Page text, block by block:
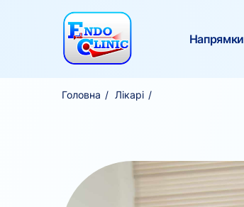
Напрямки
Головна Лікарі